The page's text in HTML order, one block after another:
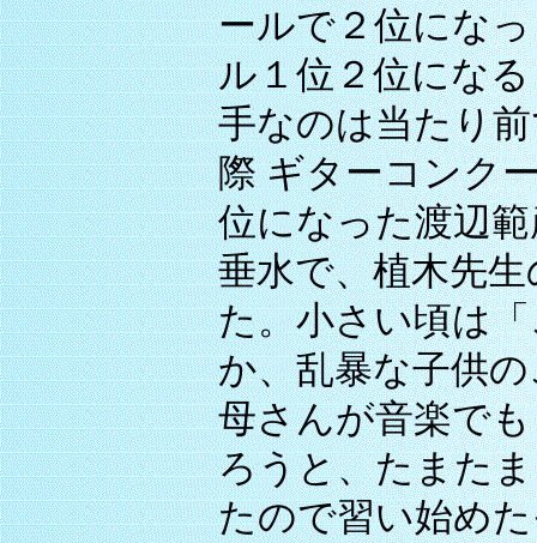
ールで２位にな
ル１位２位にな
手なのは当たり
際 ギターコンク
位になった渡辺
垂水で、植木先
た。小さい頃は
か、乱暴な子供
母さんが音楽で
ろうと、たまた
たので習い始め